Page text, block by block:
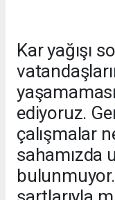
Kar yağışı
ediyoruz.
çalışmalar
sahamızda
bulunmuyor.